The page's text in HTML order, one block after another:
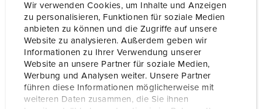
Wir verwenden Cookies, um Inhalte und Anzeigen
zu personalisieren, Funktionen für soziale Medien
anbieten zu können und die Zugriffe auf unsere
Website zu analysieren. Außerdem geben wir
Informationen zu Ihrer Verwendung unserer
Website an unsere Partner für soziale Medien,
Werbung und Analysen weiter. Unsere Partner
führen diese Informationen möglicherweise mit
weiteren Daten zusammen, die Sie ihnen
Behuizing materiaal Kunststof
Gewicht 5200 g
Hoogte 390 mm
Breedte 225 mm